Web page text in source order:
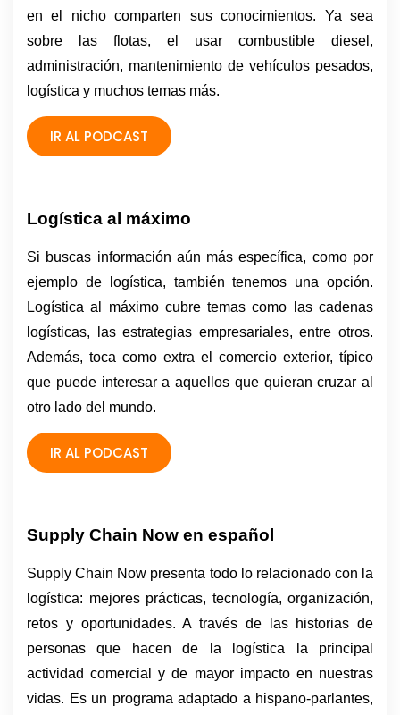
en el nicho comparten sus conocimientos. Ya sea
sobre las flotas, el usar combustible diesel,
administración, mantenimiento de vehículos pesados,
logística y muchos temas más.
IR AL PODCAST
Logística al máximo
Si buscas información aún más específica, como por
ejemplo de logística, también tenemos una opción.
Logística al máximo cubre temas como las cadenas
logísticas, las estrategias empresariales, entre otros.
Además, toca como extra el comercio exterior, típico
que puede interesar a aquellos que quieran cruzar al
otro lado del mundo.
IR AL PODCAST
Supply Chain Now en español
Supply Chain Now presenta todo lo relacionado con la
logística: mejores prácticas, tecnología, organización,
retos y oportunidades. A través de las historias de
personas que hacen de la logística la principal
actividad comercial y de mayor impacto en nuestras
vidas. Es un programa adaptado a hispano-parlantes,